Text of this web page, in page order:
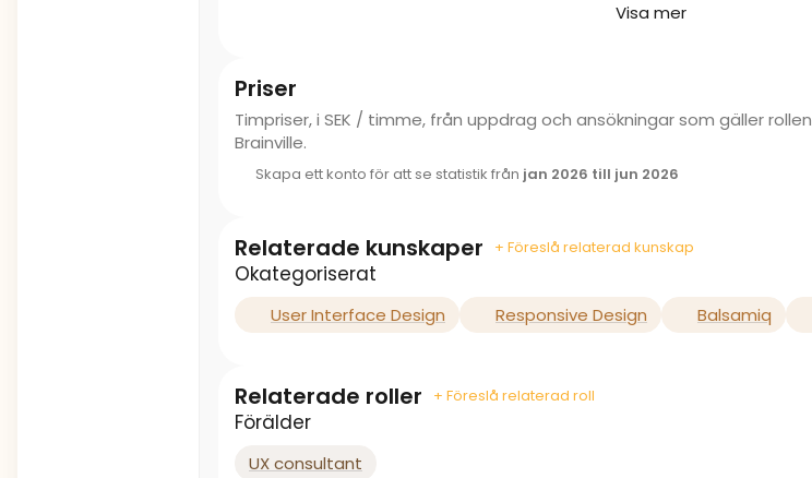
Visa mer
Priser
Timpriser, i SEK / timme, från uppdrag och ansökningar som gäller rollen
Brainville.
Skapa ett konto för att se statistik från jan 2026 till jun 2026
Relaterade kunskaper + Föreslå relaterad kunskap
Okategoriserat
User Interface Design Responsive Design Balsamiq
Relaterade roller + Föreslå relaterad roll
Förälder
UX consultant